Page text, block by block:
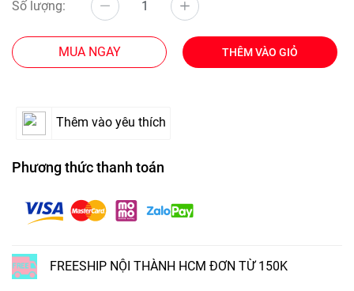
Số lượng:
MUA NGAY THÊM VÀO GIỎ
Thêm vào yêu thích
Phương thức thanh toán
FREESHIP NỘI THÀNH HCM ĐƠN TỪ 150K